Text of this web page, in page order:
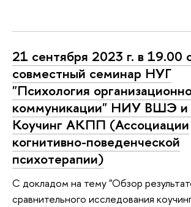
21 сентября 2023 г. в 19.00
совместный семинар НУГ
"Психология
коммуникации" НИУ ВШЭ и
Коучинг АКПП (Ассоциации
когнитивно-поведенческой
психотерапии)
С докладом на тему "Обзор
сравнительного исследования